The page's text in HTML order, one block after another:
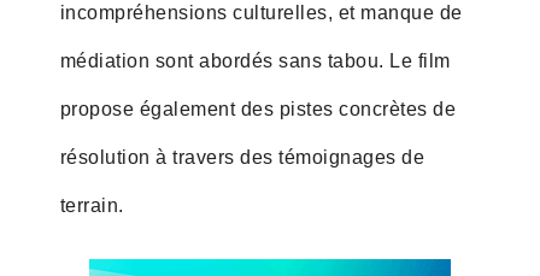
incompréhensions culturelles, et manque de
médiation sont abordés sans tabou. Le film
propose également des pistes concrètes de
résolution à travers des témoignages de
terrain.